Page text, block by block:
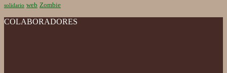
solidario web Zombie
COLABORADORES